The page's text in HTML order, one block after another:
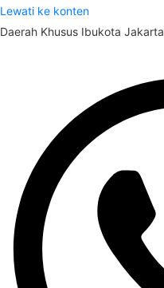
Lewati ke konten
Daerah Khusus Ibukota Jakarta